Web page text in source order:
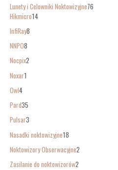
Lunety i Celowniki Noktowizyjne76
Hikmicro14
InfiRay8
NNPO8
Nocpix2
Noxar1
Owl4
Pard35
Pulsar3
Nasadki noktowizyjne18
Noktowizory Obserwacyjne2
Zasilanie do noktowizorów2